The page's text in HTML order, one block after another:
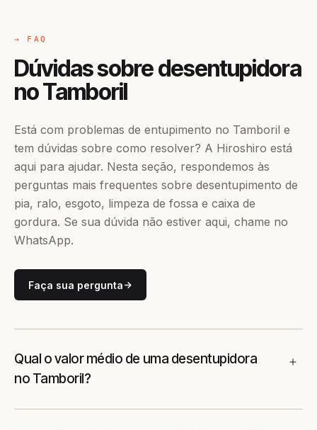
→ FAQ
Dúvidas sobre desentupidora
no Tamboril
Está com problemas de entupimento no Tamboril e
tem dúvidas sobre como resolver? A Hiroshiro está
aqui para ajudar. Nesta seção, respondemos às
perguntas mais frequentes sobre desentupimento de
pia, ralo, esgoto, limpeza de fossa e caixa de
gordura. Se sua dúvida não estiver aqui, chame no
WhatsApp.
Faça sua pergunta
Qual o valor médio de uma desentupidora
no Tamboril?